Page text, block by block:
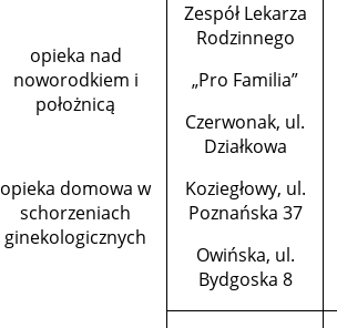
opieka nad
noworodkiem i
położnicą
opieka domowa w
schorzeniach
ginekologicznych
Zespół Lekarza
Rodzinnego
„Pro Familia”
Czerwonak, ul.
Działkowa
Koziegłowy, ul.
Poznańska 37
Owińska, ul.
Bydgoska 8